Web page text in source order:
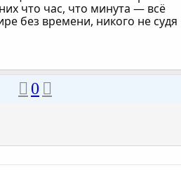
что час, что минута — всё
без времени, никого не судя
0